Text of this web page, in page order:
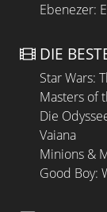
Ebenezer:
DIE
Star Wars:
Masters of
Die
Vaiana
Minions &
Good Boy: